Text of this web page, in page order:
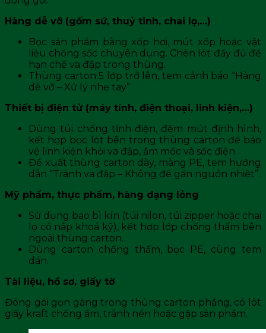
Hàng dễ vỡ (gốm sứ, thuỷ tinh, chai lọ,…)
Bọc sản phẩm bằng xốp hơi, mút xốp hoặc vật
liệu chống sốc chuyên dụng. Chèn lót đầy đủ để
hạn chế va đập trong thùng.
Thùng carton 5 lớp trở lên, tem cảnh báo “Hàng
dễ vỡ – Xử lý nhẹ tay”.
Thiết bị điện tử (máy tính, điện thoại, linh kiện,…)
Dùng túi chống tĩnh điện, đệm mút định hình,
kết hợp bọc lót bên trong thùng carton để bảo
vệ linh kiện khỏi va đập, ẩm mốc và sốc điện.
Đề xuất thùng carton dày, màng PE, tem hướng
dẫn “Tránh va đập – Không để gần nguồn nhiệt”.
Mỹ phẩm, thực phẩm, hàng dạng lỏng
Sử dụng bao bì kín (túi nilon, túi zipper hoặc chai
lọ có nắp khoá kỹ), kết hợp lớp chống thấm bên
ngoài thùng carton.
Dùng carton chống thấm, bọc PE, cùng tem
dán.
Tài liệu, hồ sơ, giấy tờ
Đóng gói gọn gàng trong thùng carton phẳng, có lót
giấy kraft chống ẩm, tránh nén hoặc gập sản phẩm.